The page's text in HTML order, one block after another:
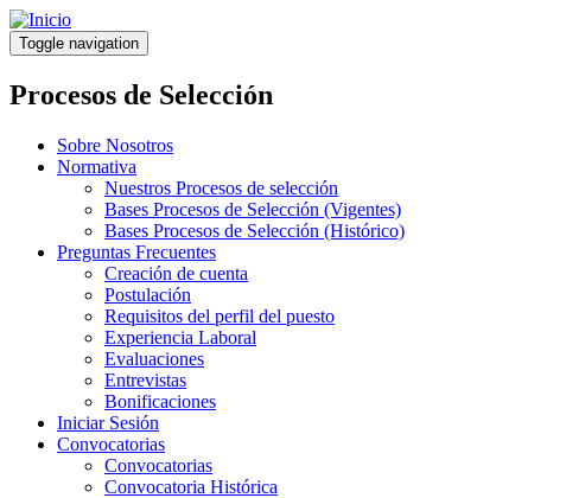
Pasar
al
contenido
principal
Toggle navigation
Procesos de Selección
Sobre Nosotros
Normativa
Nuestros Procesos de selección
Bases Procesos de Selección (Vigentes)
Bases Procesos de Selección (Histórico)
Preguntas Frecuentes
Creación de cuenta
Postulación
Requisitos del perfil del puesto
Experiencia Laboral
Evaluaciones
Entrevistas
Bonificaciones
Iniciar Sesión
Convocatorias
Convocatorias
Convocatoria Histórica